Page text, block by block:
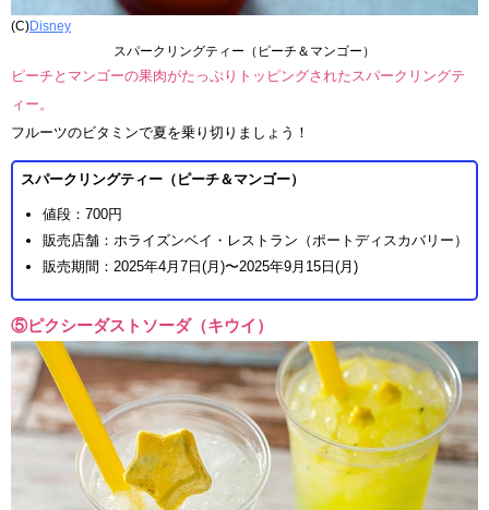
(C)Disney
スパークリングティー（ピーチ＆マンゴー）
ピーチとマンゴーの果肉がたっぷりトッピングされたスパークリングテ
ィー。
フルーツのビタミンで夏を乗り切りましょう！
スパークリングティー（ピーチ＆マンゴー）
値段：700円
販売店舗：ホライズンベイ・レストラン（ポートディスカバリー）
販売期間：2025年4月7日(月)〜2025年9月15日(月)
⑤ピクシーダストソーダ（キウイ）